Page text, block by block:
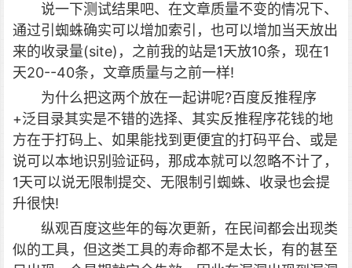
说一下测试结果吧、在文章质量不变的情况下、
通过引蜘蛛确实可以增加索引，也可以增加当天放出
来的收录量(site)，之前我的站是1天放10条，现在1
天20--40条，文章质量与之前一样!
为什么把这两个放在一起讲呢?百度反推程序
+泛目录其实是不错的选择、其实反推程序花钱的地
方在于打码上、如果能找到更便宜的打码平台、或是
说可以本地识别验证码，那成本就可以忽略不计了，
1天可以说无限制提交、无限制引蜘蛛、收录也会提
升很快!
纵观百度这些年的每次更新，在民间都会出现类
似的工具，但这类工具的寿命都不是太长，有的甚至